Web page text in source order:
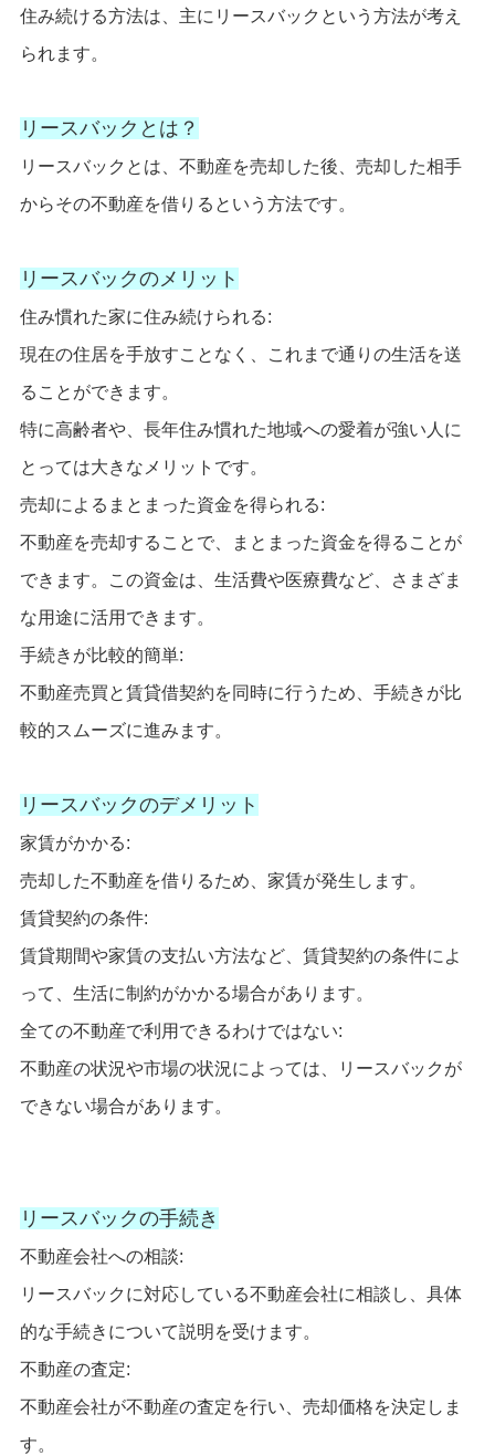
住み続ける方法は、主にリースバックという方法が考え
られます。
リースバックとは？
リースバックとは、不動産を売却した後、売却した相手
からその不動産を借りるという方法です。
リースバックのメリット
住み慣れた家に住み続けられる:
現在の住居を手放すことなく、これまで通りの生活を送
ることができます。
特に高齢者や、長年住み慣れた地域への愛着が強い人に
とっては大きなメリットです。
売却によるまとまった資金を得られる:
不動産を売却することで、まとまった資金を得ることが
できます。この資金は、生活費や医療費など、さまざま
な用途に活用できます。
手続きが比較的簡単:
不動産売買と賃貸借契約を同時に行うため、手続きが比
較的スムーズに進みます。
リースバックのデメリット
家賃がかかる:
売却した不動産を借りるため、家賃が発生します。
賃貸契約の条件:
賃貸期間や家賃の支払い方法など、賃貸契約の条件によ
って、生活に制約がかかる場合があります。
全ての不動産で利用できるわけではない:
不動産の状況や市場の状況によっては、リースバックが
できない場合があります。
リースバックの手続き
不動産会社への相談:
リースバックに対応している不動産会社に相談し、具体
的な手続きについて説明を受けます。
不動産の査定:
不動産会社が不動産の査定を行い、売却価格を決定しま
す。